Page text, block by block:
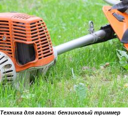
Техника для газона: бензиновый триммер